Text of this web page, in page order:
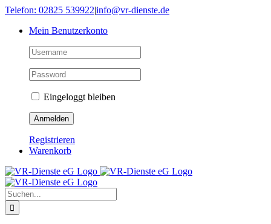
Skip
content
Telefon: 02825 539922|info@vr-dienste.de
Mein Benutzerkonto
Eingeloggt bleiben
Registrieren
Warenkorb
Suche
nach: